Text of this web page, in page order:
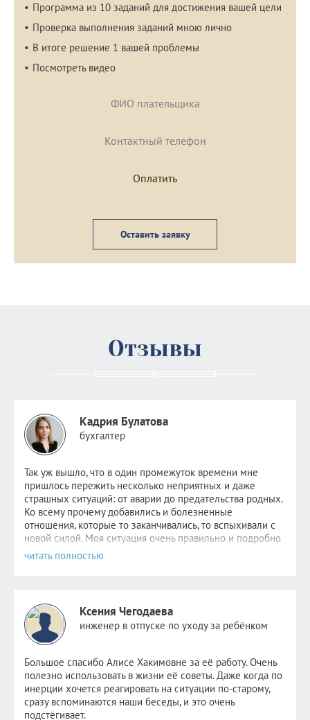
Программа из 10 заданий для достижения вашей цели
Проверка выполнения заданий мною лично
В итоге решение 1 вашей проблемы
Посмотреть видео
Оставить заявку
Отзывы
Кадрия Булатова
бухгалтер
Так уж вышло, что в один промежуток времени мне
пришлось пережить несколько неприятных и даже
страшных ситуаций: от аварии до предательства родных.
Ко всему прочему добавились и болезненные
отношения, которые то заканчивались, то вспыхивали с
новой силой. Моя ситуация очень правильно и подробно
была описаназдесь
силах, обратилась к Алисе.
После консультаций в голове отложились рекомендации
психолога, старалась следовать всем советам, но сердцу
не прикажешь: по-прежнему было очень больно видеть
новые отношения прежде любимого человека. Но потом
я и сама не заметила как стала снова видеть других
парней. Как открыла ранее заблокированные страницы.
Как мне стало не совсем безразлично, но значительно
легче. Как мне снова стало нравиться держать кого-то
Ксения Чегодаева
инженер в отпуске по уходу за ребёнком
Большое спасибо Алисе Хакимовне за её работу. Очень
полезно использовать в жизни её советы. Даже когда по
инерции хочется реагировать на ситуации по-старому,
сразу вспоминаются наши беседы, и это очень
подстёгивает.